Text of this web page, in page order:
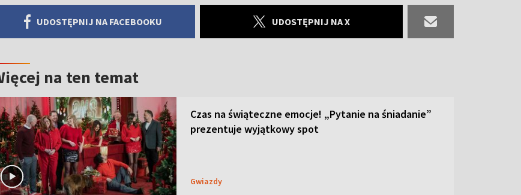
UDOSTĘPNIJ NA FACEBOOKU UDOSTĘPNIJ NA X
na ten temat
Czas na świąteczne emocje! „Pytanie na śniadanie”
prezentuje wyjątkowy spot
Gwiazdy